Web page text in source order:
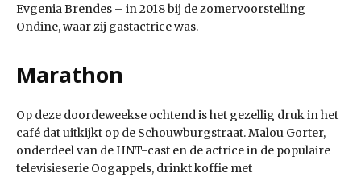
Evgenia Brendes – in 2018 bij de zomervoorstelling
Ondine, waar zij gastactrice was.
Marathon
Op deze doordeweekse ochtend is het gezellig druk in het
café dat uitkijkt op de Schouwburgstraat. Malou Gorter,
onderdeel van de HNT-cast en de actrice in de populaire
televisieserie Oogappels, drinkt koffie met